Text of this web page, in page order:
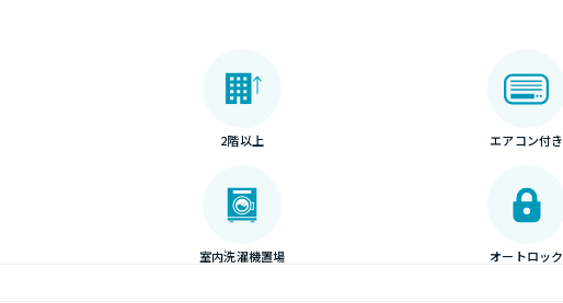
2階以上 エアコン付き
室内洗濯機置場 オートロック